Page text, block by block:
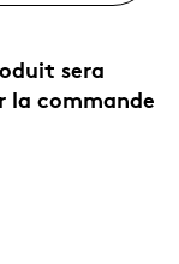
sera
la commande